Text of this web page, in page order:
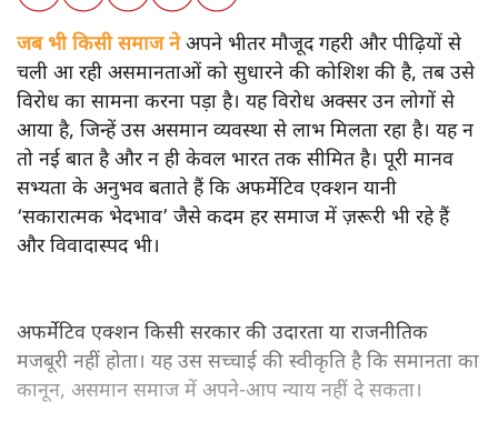
जब भी किसी समाज नेअपने भीतर मौजूद गहरी और पीढ़ियों से
चली आ रही असमानताओं को सुधारने की कोशिश की है, तब उसे
विरोध का सामना करना पड़ा है। यह विरोध अक्सर उन लोगों से
आया है, जिन्हें उस असमान व्यवस्था से लाभ मिलता रहा है। यह न
तो नई बात है और न ही केवल भारत तक सीमित है। पूरी मानव
सभ्यता के अनुभव बताते हैं कि अफर्मेटिव एक्शन यानी
‘सकारात्मक भेदभाव’ जैसे कदम हर समाज में ज़रूरी भी रहे हैं
और विवादास्पद भी।
अफर्मेटिव एक्शन किसी सरकार की उदारता या राजनीतिक
मजबूरी नहीं होता। यह उस सच्चाई की स्वीकृति है कि समानता का
कानून, असमान समाज में अपने-आप न्याय नहीं दे सकता।